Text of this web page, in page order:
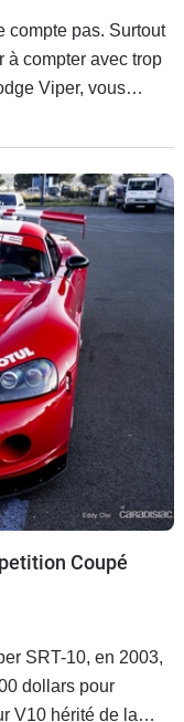
compte pas. Surtout
à compter avec trop
Viper, vous
exagéré ?
Coupé
SRT-10, en 2003,
dollars pour
V10 hérité de la